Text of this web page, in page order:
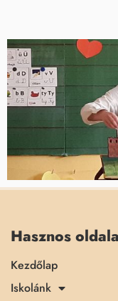
Hasznos
Kezdőlap
Iskolánk